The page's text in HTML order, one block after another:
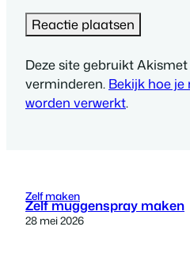
Deze site gebruikt
verminderen. Bekijk hoe
worden verwerkt.
Zelf maken
Zelf muggenspray maken
28 mei 2026